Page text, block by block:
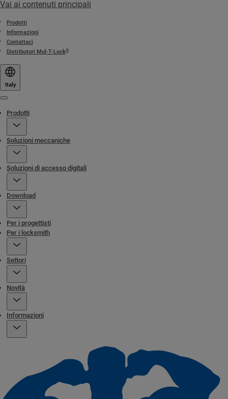
Vai ai contenuti principali
Prodotti
Informazioni
Contattaci
Distributori Mul-T-Lock®
Italy
Prodotti
Soluzioni meccaniche
Soluzioni di accesso digitali
Download
Per i progettisti
Per i locksmith
Settori
Novità
Informazioni